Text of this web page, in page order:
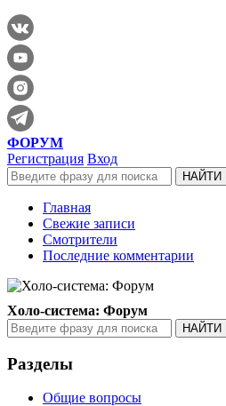
ФОРУМ
Регистрация Вход
Главная
Свежие записи
Смотрители
Последние комментарии
Холо-система: Форум
Разделы
Общие вопросы